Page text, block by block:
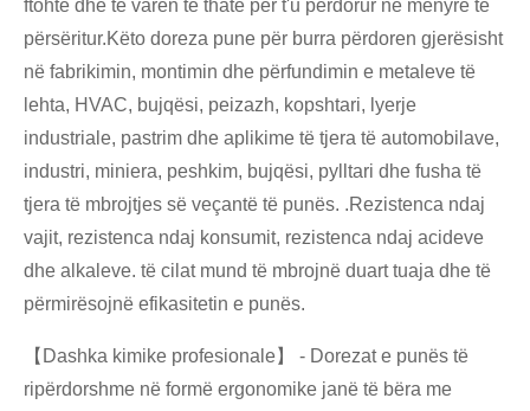
ftohtë dhe të varen të thatë për t'u përdorur në mënyrë të
përsëritur.Këto doreza pune për burra përdoren gjerësisht
në fabrikimin, montimin dhe përfundimin e metaleve të
lehta, HVAC, bujqësi, peizazh, kopshtari, lyerje
industriale, pastrim dhe aplikime të tjera të automobilave,
industri, miniera, peshkim, bujqësi, pylltari dhe fusha të
tjera të mbrojtjes së veçantë të punës. .Rezistenca ndaj
vajit, rezistenca ndaj konsumit, rezistenca ndaj acideve
dhe alkaleve. të cilat mund të mbrojnë duart tuaja dhe të
përmirësojnë efikasitetin e punës.
【Dashka kimike profesionale】 - Dorezat e punës të
ripërdorshme në formë ergonomike janë të bëra me